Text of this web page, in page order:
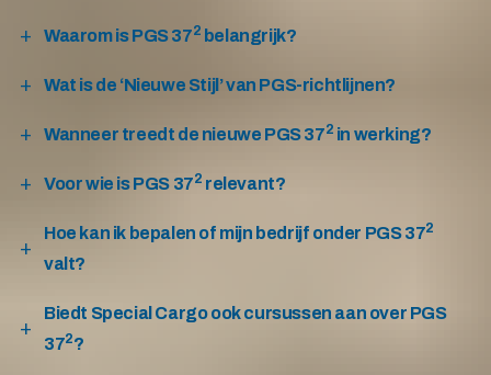
Waarom is PGS 372 belangrijk?
Wat is de ‘Nieuwe Stijl’ van PGS-richtlijnen?
Wanneer treedt de nieuwe PGS 372 in werking?
Voor wie is PGS 372 relevant?
Hoe kan ik bepalen of mijn bedrijf onder PGS 372
valt?
Biedt Special Cargo ook cursussen aan over PGS
372?